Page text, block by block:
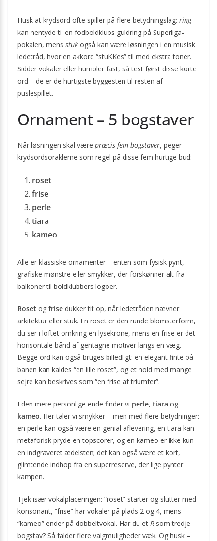
Husk at krydsord ofte spiller på flere betydningslag: ring
kan hentyde til en fodboldklubs guldring på Superliga-
pokalen, mens stuk også kan være løsningen i en musisk
ledetråd, hvor en akkord “stuKKes” til med ekstra toner.
Sidder vokaler eller humpler fast, så test først disse korte
ord – de er de hurtigste byggesten til resten af
puslespillet.
Ornament – 5 bogstaver
Når løsningen skal være præcis fem bogstaver, peger
krydsords­oraklerne som regel på disse fem hurtige bud:
roset
frise
perle
tiara
kameo
Alle er klassiske ornamenter – enten som fysisk pynt,
grafiske mønstre eller smykker, der forskønner alt fra
balkoner til boldklubbers logoer.
Roset og frise dukker tit op, når ledetråden nævner
arkitektur eller stuk. En roset er den runde blomsterform,
du ser i loftet omkring en lysekrone, mens en frise er det
horisontale bånd af gentagne motiver langs en væg.
Begge ord kan også bruges billedligt: en elegant finte på
banen kan kaldes “en lille roset”, og et hold med mange
sejre kan beskrives som “en frise af triumfer”.
I den mere personlige ende finder vi perle, tiara og
kameo. Her taler vi smykker – men med flere betydninger:
en perle kan også være en genial aflevering, en tiara kan
metaforisk pryde en topscorer, og en kameo er ikke kun
en indgraveret ædelsten; det kan også være et kort,
glimtende indhop fra en superreserve, der lige pynter
kampen.
Tjek især vokal­placeringen: “roset” starter og slutter med
konsonant, “frise” har vokaler på plads 2 og 4, mens
“kameo” ender på dobbelt­vokal. Har du et R som tredje
bogstav? Så falder flere valgmuligheder væk. Og husk –